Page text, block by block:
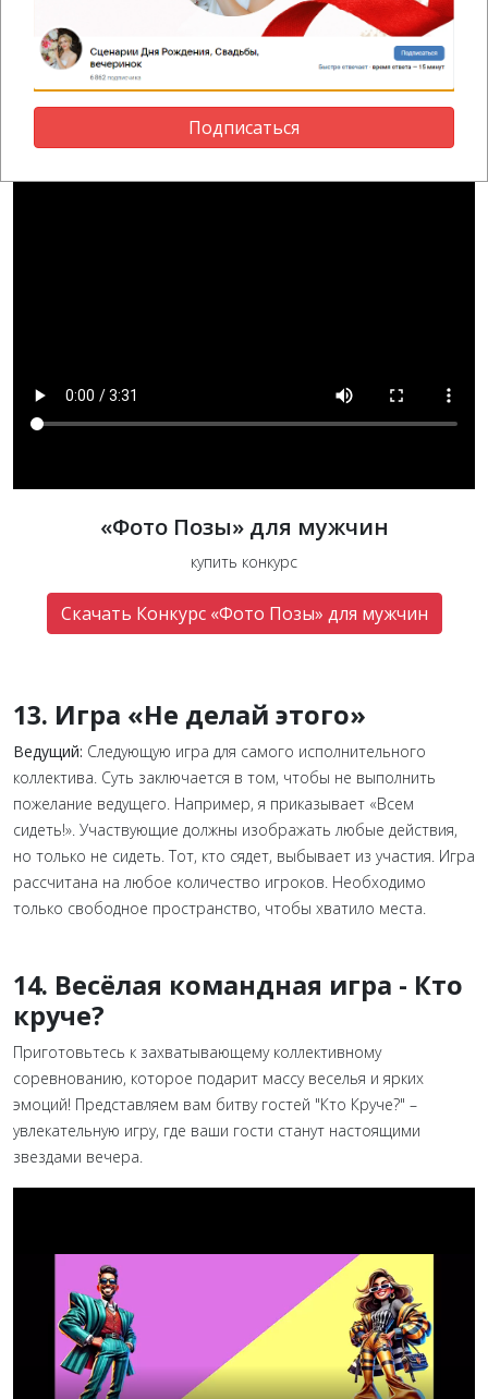
лучшие позы для фото. А дальше — лучшие фотографы будут
ловить эти моменты! Включаем максимальный драйв,
действуем на полную катушку и показываем, кто здесь
главный! Сегодня создаём такие кадры, которые запомнятся
надолго!
«Фото Позы» для мужчин
купить конкурс
Скачать Конкурс «Фото Позы» для мужчин
13. Игра «Не делай этого»
Ведущий: Следующую игра для самого исполнительного
коллектива. Суть заключается в том, чтобы не выполнить
пожелание ведущего. Например, я приказывает «Всем
сидеть!». Участвующие должны изображать любые действия,
но только не сидеть. Тот, кто сядет, выбывает из участия. Игра
рассчитана на любое количество игроков. Необходимо
только свободное пространство, чтобы хватило места.
14. Весёлая командная игра - Кто
круче?
Приготовьтесь к захватывающему коллективному
соревнованию, которое подарит массу веселья и ярких
эмоций! Представляем вам битву гостей "Кто Круче?" –
увлекательную игру, где ваши гости станут настоящими
звездами вечера.
Подписаться